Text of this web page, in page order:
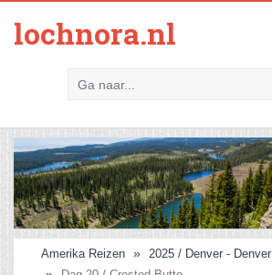
lochnora.nl
Ga naar...
Amerika Reizen
2025 / Denver - Denver